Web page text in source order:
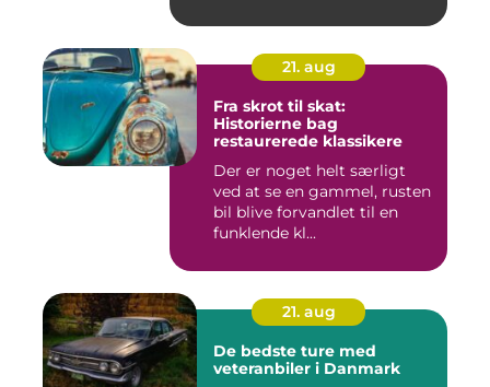
21. aug
Fra skrot til skat:
Historierne bag
restaurerede klassikere
Der er noget helt særligt
ved at se en gammel, rusten
bil blive forvandlet til en
funklende kl...
21. aug
De bedste ture med
veteranbiler i Danmark